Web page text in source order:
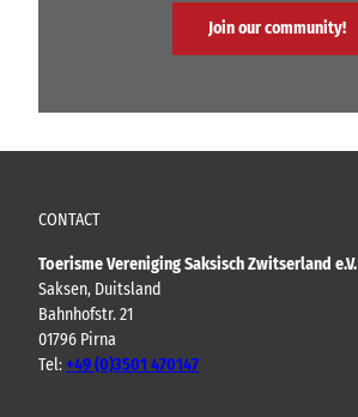
Join our community!
CONTACT
Toerisme Vereniging Saksisch Zwitserland e.V.
Saksen, Duitsland
Bahnhofstr. 21
01796 Pirna
Tel:+49 (0)3501 470147